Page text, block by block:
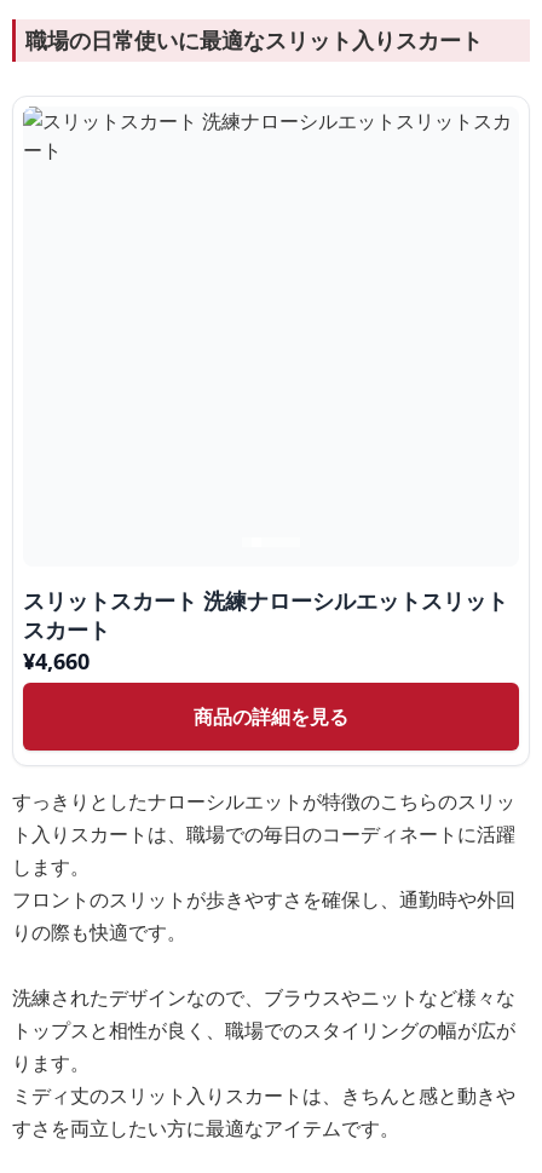
職場の日常使いに最適なスリット入りスカート
スリットスカート 洗練ナローシルエットスリット
スカート
¥4,660
商品の詳細を見る
すっきりとしたナローシルエットが特徴のこちらのスリッ
ト入りスカートは、職場での毎日のコーディネートに活躍
します。
フロントのスリットが歩きやすさを確保し、通勤時や外回
りの際も快適です。
洗練されたデザインなので、ブラウスやニットなど様々な
トップスと相性が良く、職場でのスタイリングの幅が広が
ります。
ミディ丈のスリット入りスカートは、きちんと感と動きや
すさを両立したい方に最適なアイテムです。